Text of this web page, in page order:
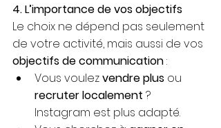
4. L’importance de vos objectifs
Le choix ne dépend pas seulement
de votre activité, mais aussi de vos
objectifs de communication :
Vous voulez vendre plus ou
recruter localement ?
Instagram est plus adapté.